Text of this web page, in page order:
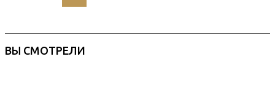
ВЫ СМОТРЕЛИ